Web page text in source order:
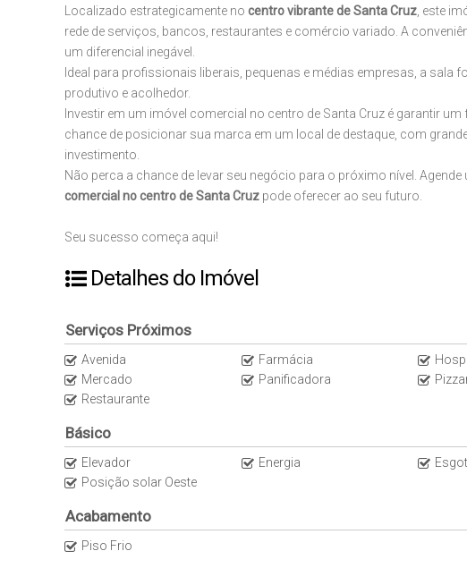
Localizado estrategicamente no centro vibrante de Santa Cruz , este
rede de serviços, bancos, restaurantes e comércio variado. A
um diferencial inegável.
Ideal para profissionais liberais, pequenas e médias empresas, a
produtivo e acolhedor.
Investir em um imóvel comercial no centro de Santa Cruz é garantir
chance de posicionar sua marca em um local de destaque, com
investimento.
Não perca a chance de levar seu negócio para o próximo nível.
comercial no centro de Santa Cruz pode oferecer ao seu futuro.
Seu sucesso começa aqui!
Detalhes do Imóvel
Serviços Próximos
Avenida Farmácia
Mercado
Panificadora
Restaurante
Básico
Elevador Energia
Posição solar Oeste
Acabamento
Piso Frio